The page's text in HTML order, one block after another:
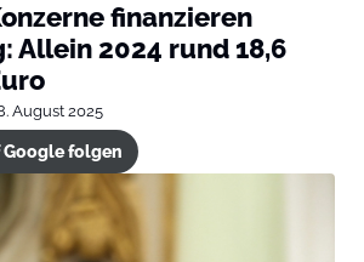
finanzieren
Allein 2024 rund 18,6
August 2025
Google folgen